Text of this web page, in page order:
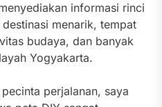
informasi rinci
menarik, tempat
budaya, dan banyak
Yogyakarta.
perjalanan, saya